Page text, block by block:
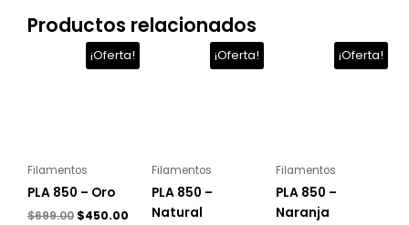
Productos relacionados
¡Oferta!
Filamentos
PLA 850 – Oro
$699.00
precio
$450.00
El
precio
¡Oferta!
Filamentos
PLA 850 –
Natural
precio
El
precio
¡Oferta!
Filamentos
PLA 850 –
Naranja
precio
El